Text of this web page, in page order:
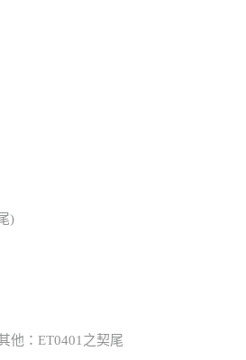
)
他：ET0401之契尾